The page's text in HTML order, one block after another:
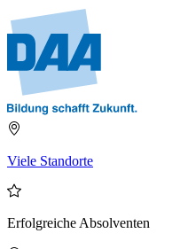
Viele Standorte
Erfolgreiche Absolventen